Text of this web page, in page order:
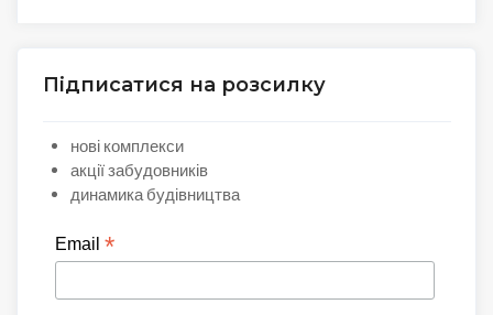
Підписатися на розсилку
нові комплекси
акції забудовників
динамика будівництва
Email *